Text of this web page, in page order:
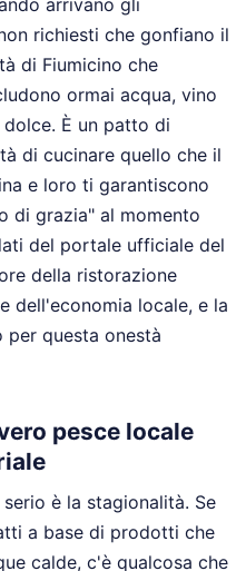
arrivano gli
richiesti che gonfiano il
di Fiumicino che
ormai acqua, vino
È un patto di
di cucinare quello che il
e loro ti garantiscono
di grazia" al momento
del portale ufficiale del
della ristorazione
dell'economia locale, e la
questa onestà
pesce locale
è la stagionalità. Se
a base di prodotti che
calde, c'è qualcosa che